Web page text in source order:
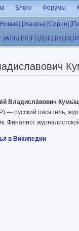
Блоги Форумы
[Жанры] [Серии]
[А] [Б] [В] [Г] [Д] [Е] [Ж] [З]
Владисла́вович
— русский писатель,
Финалист
в Википедии